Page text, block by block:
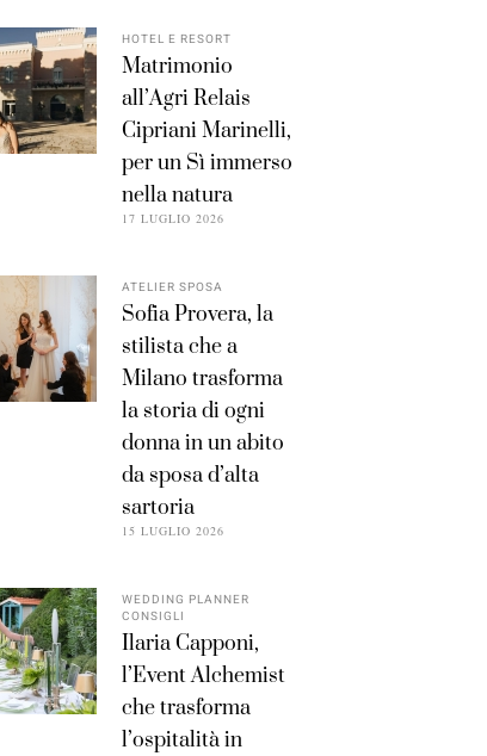
HOTEL E RESORT
Matrimonio
all’Agri Relais
Cipriani Marinelli,
per un Sì immerso
nella natura
17 LUGLIO 2026
ATELIER SPOSA
Sofia Provera, la
stilista che a
Milano trasforma
la storia di ogni
donna in un abito
da sposa d’alta
sartoria
15 LUGLIO 2026
WEDDING PLANNER
CONSIGLI
Ilaria Capponi,
l’Event Alchemist
che trasforma
l’ospitalità in